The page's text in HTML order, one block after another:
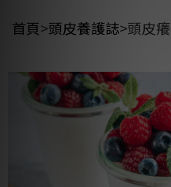
首頁>頭皮養護誌>頭皮癢